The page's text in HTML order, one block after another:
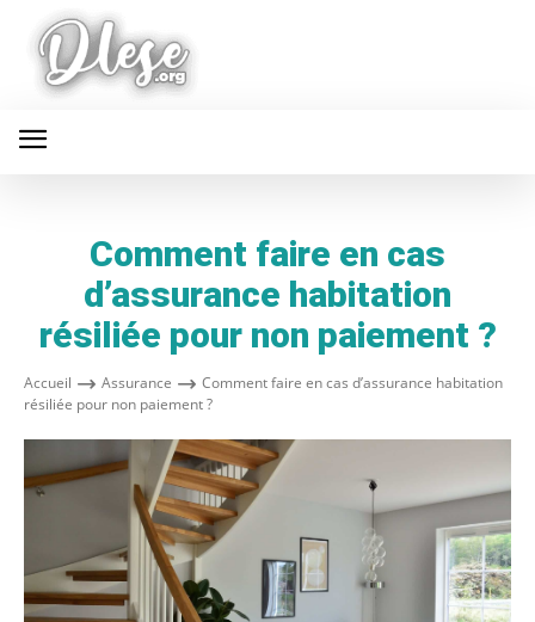
Comment faire en cas
d’assurance habitation
résiliée pour non paiement ?
Accueil Assurance
Comment faire en cas d’assurance habitation
résiliée pour non paiement ?